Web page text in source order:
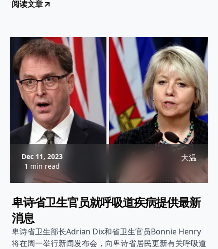
阅读文章
Dec 11, 2023
1 min read
大温
卑诗省卫生官员就呼吸道疾病提供最新
消息
卑诗省卫生部长Adrian Dix和省卫生官员Bonnie Henry
将在周一举行新闻发布会，向卑诗省居民更新有关呼吸道